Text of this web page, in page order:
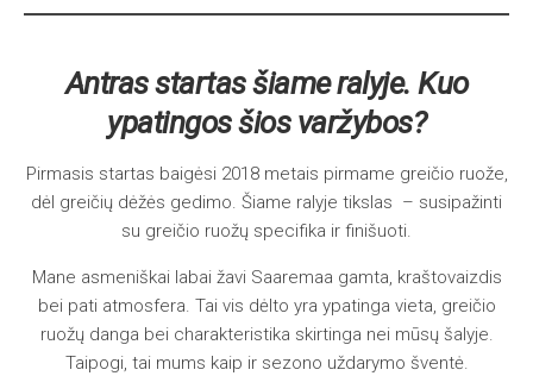
Antras startas šiame ralyje. Kuo
ypatingos šios varžybos?
Pirmasis startas baigėsi 2018 metais pirmame greičio ruože,
dėl greičių dėžės gedimo. Šiame ralyje tikslas – susipažinti
su greičio ruožų specifika ir finišuoti.
Mane asmeniškai labai žavi Saaremaa gamta, kraštovaizdis
bei pati atmosfera. Tai vis dėlto yra ypatinga vieta, greičio
ruožų danga bei charakteristika skirtinga nei mūsų šalyje.
Taipogi, tai mums kaip ir sezono uždarymo šventė.